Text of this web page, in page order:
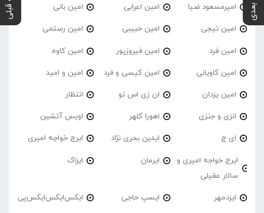
امیرمسعود ضیا امین اعرابی امین بانی
امین تیجی امین حبیبی امین رستمی
امین فرد امین فیروزپور امین کاوه
امین کاویانی امین کیسی و فرد امین و امید
امین یزدان ان زی اس تو انتظار
انزی و جنزی اهورا کلهر اویس آتشین
ای ج ایدین بحری نژاد ایرج خواجه امیری
ایرج خواجه امیری و
سالار عقیلی
ایرمان ایزاک
ایزدمهر ایسپ حاجی ایکس‌ایکس‌ایکس‌پی